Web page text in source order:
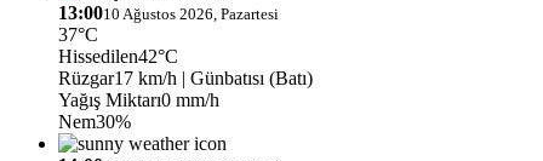
13:0010 Ağustos 2026, Pazartesi
37°C
Hissedilen42°C
Rüzgar17 km/h | Günbatısı (Batı)
Yağış Miktarı0 mm/h
Nem30%